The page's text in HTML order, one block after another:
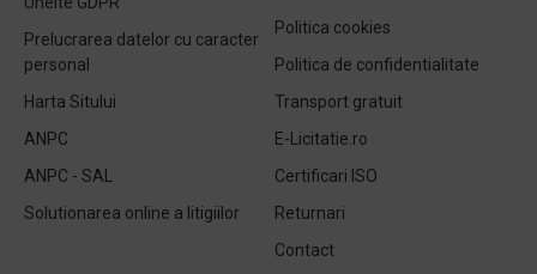
Prelucrarea datelor cu caracter
personal
Harta Sitului
ANPC
ANPC - SAL
Solutionarea online a litigiilor
Politica cookies
Politica de confidentialitate
Transport gratuit
E-Licitatie.ro
Certificari ISO
Returnari
Contact